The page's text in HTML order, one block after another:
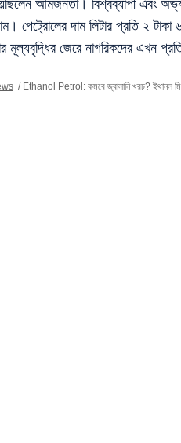
আমজনতা। বিশ্বব্যাপী এবং
পেট্রোলের দাম লিটার প্রতি ২
মূল্যবৃদ্ধির জেরে নাগরিকদের এখন
/ Ethanol Petrol: কমবে জ্বালানি খরচ? ইথানল